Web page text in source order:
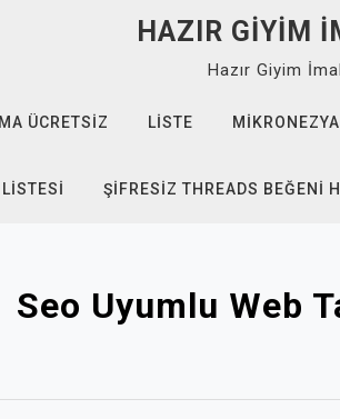
HAZIR GIYIM
Hazır Giyim
ÜCRETSIZ LISTE
ŞIFRESIZ THREADS BEĞENI
Seo Uyumlu Web